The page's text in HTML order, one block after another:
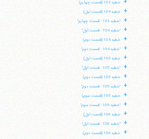
خطبه 103 (قسمت چهارم)
+ خطبه 104 (قسمت اول)
+ "خطبه 103 - قسمت چهارم"
+ "خطبه 104 - قسمت اول"
+ خطبه 104 (قسمت دوم)
+ "خطبه 104 - قسمت دوم"
+ خطبه 105 (قسمت اول)
+ "خطبه 105 - قسمت اول"
+ خطبه 105 (قسمت دوم)
+ "خطبه 105 - قسمت دوم"
+ خطبه 105 (قسمت سوم)
+ "خطبه 105 - قسمت سوم"
+ خطبه 106 (قسمت اول)
+ "خطبه 106 - قسمت اول"
+ خطبه 106 (قسمت دوم)